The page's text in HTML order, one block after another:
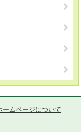
ームページについて